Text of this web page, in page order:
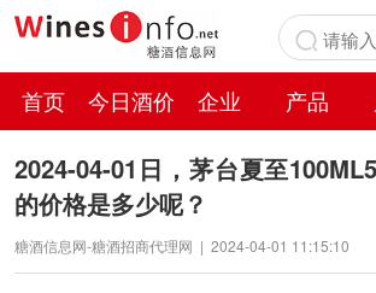
首页 今日酒价 企业 产品
百科
2024-04-01日，茅台夏至
的价格是多少呢？
糖酒信息网-糖酒招商代理网 | 2024-04-01 11:15:10